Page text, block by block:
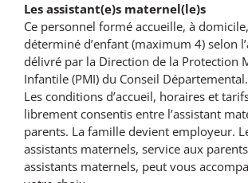
Les assistant(e)s maternel(le)s
Ce personnel formé accueille, à
déterminé d’enfant (maximum 4) selon
délivré par la Direction de la Protection
Infantile (PMI) du Conseil Départemental.
Les conditions d’accueil, horaires et
librement consentis entre l’assistant
parents. La famille devient employeur.
assistants maternels, service aux
assistants maternels, peut vous